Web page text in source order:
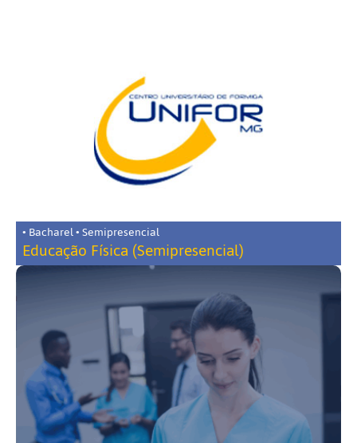
• Bacharel • Semipresencial
Educação Física (Semipresencial)